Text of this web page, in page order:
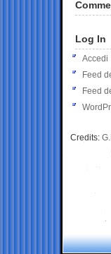
Log In
Accedi
Feed
Feed
Credits: G.I